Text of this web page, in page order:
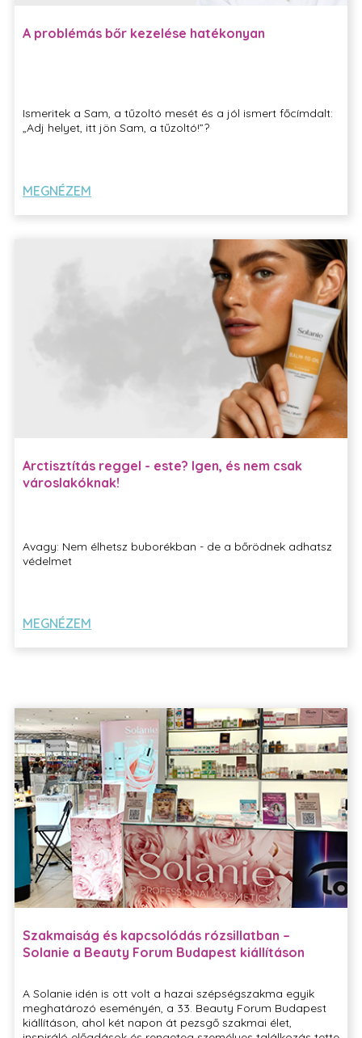
A problémás bőr kezelése hatékonyan
Ismeritek a Sam, a tűzoltó mesét és a jól ismert főcímdalt:
„Adj helyet, itt jön Sam, a tűzoltó!”?
MEGNÉZEM
Arctisztítás reggel - este? Igen, és nem csak
városlakóknak!
Avagy: Nem élhetsz buborékban - de a bőrödnek adhatsz
védelmet
MEGNÉZEM
Szakmaiság és kapcsolódás rózsillatban –
Solanie a Beauty Forum Budapest kiállításon
A Solanie idén is ott volt a hazai szépségszakma egyik
meghatározó eseményén, a 33. Beauty Forum Budapest
kiállításon, ahol két napon át pezsgő szakmai élet,